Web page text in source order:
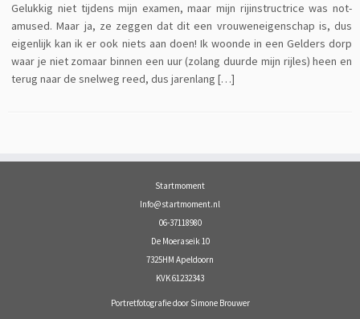
Gelukkig niet tijdens mijn examen, maar mijn rijinstructrice was not-
amused. Maar ja, ze zeggen dat dit een vrouweneigenschap is, dus
eigenlijk kan ik er ook niets aan doen! Ik woonde in een Gelders dorp
waar je niet zomaar binnen een uur (zolang duurde mijn rijles) heen en
terug naar de snelweg reed, dus jarenlang […]
Startmoment
Info@startmoment.nl
06-37118980
De Moeraseik 10
7325HM Apeldoorn
KVK 61232343
Portretfotografie door Simone Brouwer